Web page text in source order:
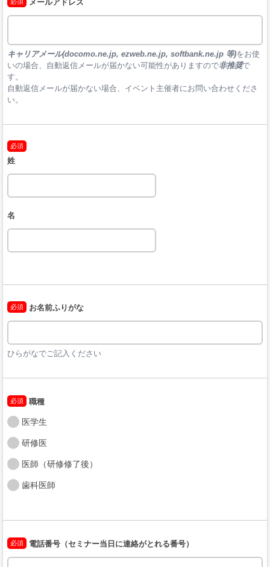
メールアドレス
キャリアメール(docomo.ne.jp, ezweb.ne.jp, softbank.ne.jp 等)をお使
いの場合、自動返信メールが届かない可能性がありますので非推奨で
す。
自動返信メールが届かない場合、イベント主催者にお問い合わせくださ
い。
必須
姓
名
必須 お名前ふりがな
ひらがなでご記入ください
必須 職種
医学生
研修医
医師（研修修了後）
歯科医師
必須 電話番号（セミナー当日に連絡がとれる番号）